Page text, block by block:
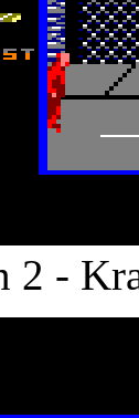
2 -